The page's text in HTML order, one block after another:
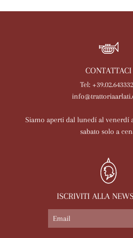
CONTATTACI
Tel:
Siamo aperti dal lunedí al venerdí
sabato solo a
ISCRIVITI ALLA